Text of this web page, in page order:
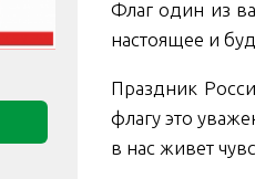
Флаг один из
настоящее и
Праздник
флагу это
в нас живет